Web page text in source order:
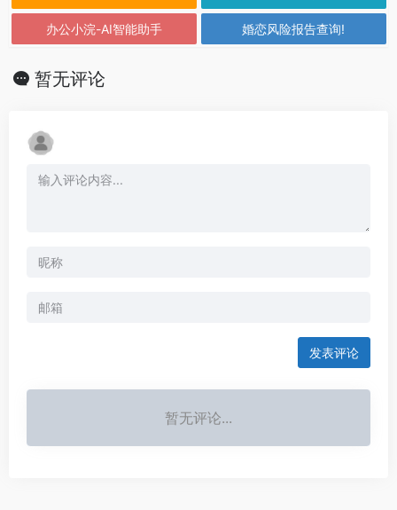
办公小浣-AI智能助手 婚恋风险报告查询!
暂无评论
发表评论
暂无评论...